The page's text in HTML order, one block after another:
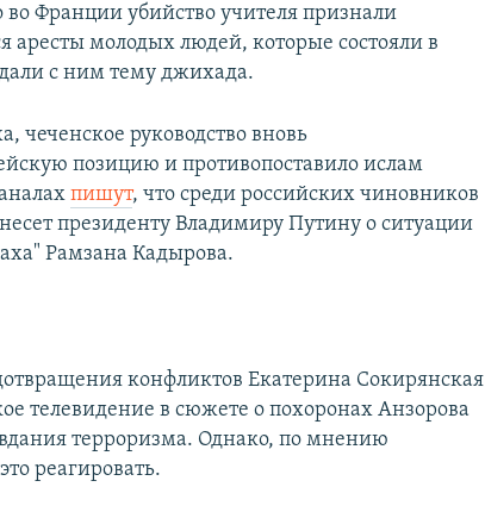
во Франции убийство учителя признали
аресты молодых людей, которые состояли в
с ним тему джихада.
чеченское руководство вновь
позицию и противопоставило ислам
пишут, что среди российских чиновников
президенту Владимиру Путину о ситуации
Рамзана Кадырова.
конфликтов Екатерина Сокирянская
телевидение в сюжете о похоронах Анзорова
терроризма. Однако, по мнению
реагировать.